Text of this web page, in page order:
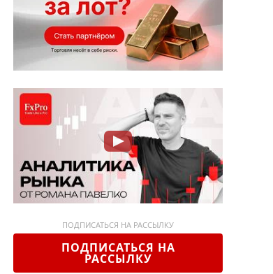
ПОДПИСАТЬСЯ НА РАССЫЛКУ
ПОДПИСАТЬСЯ НА
РАССЫЛКУ